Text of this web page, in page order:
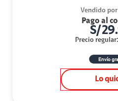
Vendido por
Pago al
S/
Precio regular:
Envío
Lo